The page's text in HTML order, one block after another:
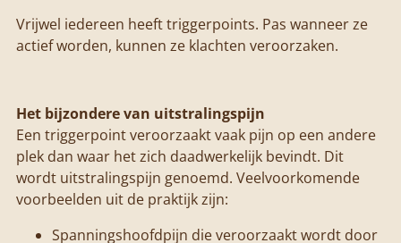
Vrijwel iedereen heeft triggerpoints. Pas wanneer ze
actief worden, kunnen ze klachten veroorzaken.
Het bijzondere van uitstralingspijn
Een triggerpoint veroorzaakt vaak pijn op een andere
plek dan waar het zich daadwerkelijk bevindt. Dit
wordt uitstralingspijn genoemd. Veelvoorkomende
voorbeelden uit de praktijk zijn:
Spanningshoofdpijn die veroorzaakt wordt door